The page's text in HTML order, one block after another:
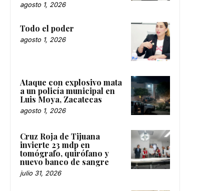
agosto 1, 2026
Todo el poder
agosto 1, 2026
Ataque con explosivo mata
a un policía municipal en
Luis Moya, Zacatecas
agosto 1, 2026
Cruz Roja de Tijuana
invierte 23 mdp en
tomógrafo, quirófano y
nuevo banco de sangre
julio 31, 2026